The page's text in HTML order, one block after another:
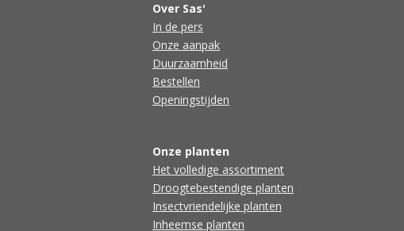
Over Sas'
In de pers
Onze aanpak
Duurzaamheid
Bestellen
Openingstijden
Onze planten
Het volledige assortiment
Droogtebestendige planten
Insectvriendelijke planten
Inheemse planten